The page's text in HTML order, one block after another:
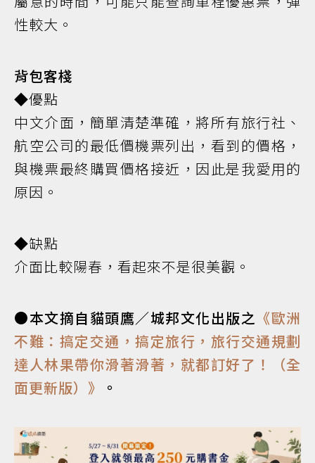
性較大。
背包客棧
◆優點
中文介面，簡單清楚準確，將所有旅行社、
航空公司的最低價機票列出，看到的價格，
與機票最終購買價格接近，因此是我愛用的
原因。
◆缺點
介面比較陽春，看起來不是很美觀。
●本文摘自貓頭鷹／城邦文化出版之 《歐洲
不難：搞定交通，搞定旅行，旅行交通規劃
達人林果帶你滑著滑著，就都訂好了！（全
面更新版）》
。